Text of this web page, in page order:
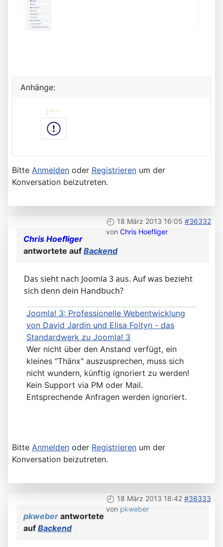
Anhänge:
Bitte Anmelden oder Registrieren um der
Konversation beizutreten.
18 März 2013 16:05 #36332
von Chris Hoefliger
Chris Hoefliger
antwortete auf Backend
Das sieht nach Joomla 3 aus. Auf was bezieht
sich denn dein Handbuch?
Joomla! 3: Professionelle Webentwicklung
von David Jardin und Elisa Foltyn - das
Standardwerk zu Joomla! 3
Wer nicht über den Anstand verfügt, ein
kleines "Thänx" auszusprechen, muss sich
nicht wundern, künftig ignoriert zu werden!
Kein Support via PM oder Mail.
Entsprechende Anfragen werden ignoriert.
Bitte Anmelden oder Registrieren um der
Konversation beizutreten.
18 März 2013 18:42 #36333
von pkweber
pkweber antwortete
auf Backend